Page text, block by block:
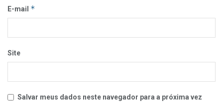
E-mail *
Site
Salvar meus dados neste navegador para a próxima vez